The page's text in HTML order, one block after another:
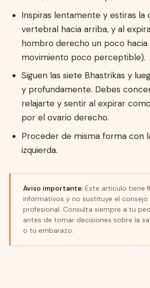
Inspiras lentamente y estiras la
vertebral hacia arriba, y al
hombro derecho un poco hacia
movimiento poco perceptible).
Siguen las siete Bhastrikas y
y profundamente. Debes
relajarte y sentir al expirar
por el ovario derecho.
Proceder de misma forma con
izquierda.
Aviso importante:Este articulo tiene
informativos y no sustituye el consejo
profesional. Consulta siempre a tu
antes de tomar decisiones sobre la
o tu embarazo.